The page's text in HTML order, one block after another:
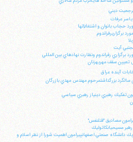
دانشگاه صنعتي اصفهانپيرامون اهميت شورا از نظر اسلام و